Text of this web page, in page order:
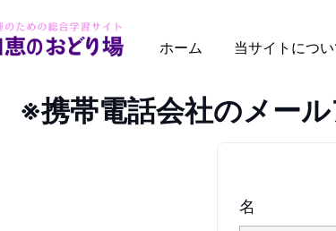
ホーム 当サイトについ
携帯電話会社のメー
名